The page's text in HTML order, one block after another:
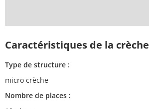
Caractéristiques de la crèche
Type de structure :
micro crèche
Nombre de places :